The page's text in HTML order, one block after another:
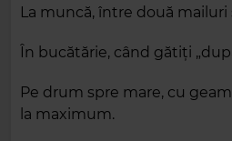
La muncă, între două mailuri
În bucătărie, când gătiți
Pe drum spre mare, cu
la maximum.